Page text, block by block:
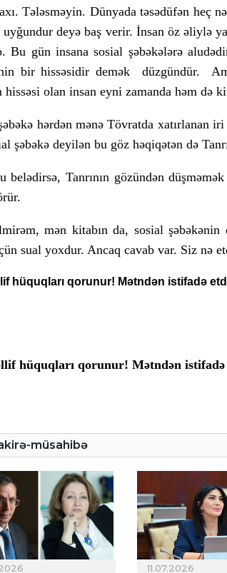
Tələsməyin. Dünyada təsədüfən heç
uyğundur deyə baş verir. İnsan öz əliylə
Bu gün insana sosial şəbəkələrə
bir hissəsidir demək düzgündür.
hissəsi olan insan eyni zamanda həm də
hərdən mənə Tövratda xatırlanan
şəbəkə deyilən bu göz həqiqətən də
belədirsə, Tanrının gözündən
mən kitabın da, sosial
sual yoxdur. Ancaq cavab var. Siz nə
hüquqları qorunur! Mətndən istifadə
hüquqları qorunur! Mətndən
müsahibə
11.07.2026